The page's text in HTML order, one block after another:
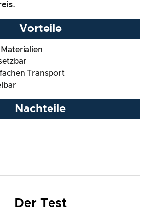
.
Vorteile
Transport
Nachteile
Der Test